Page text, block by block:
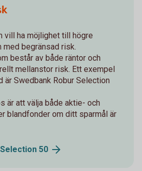
vill ha möjlighet till högre
med begränsad risk.
består av både räntor och
mellanstor risk. Ett exempel
är Swedbank Robur Selection
är att välja både aktie- och
blandfonder om ditt sparmål är
50